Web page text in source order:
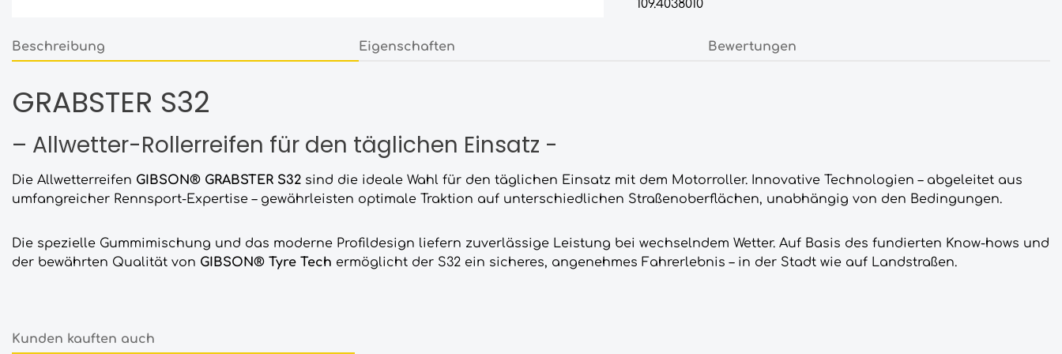
109.4038010
Beschreibung Eigenschaften Bewertungen
GRABSTER S32
– Allwetter-Rollerreifen für den täglichen Einsatz -
Die Allwetterreifen GIBSON® GRABSTER S32 sind die ideale Wahl für den täglichen Einsatz mit dem Motorroller. Innovative Technologien – abgeleitet aus
umfangreicher Rennsport-Expertise – gewährleisten optimale Traktion auf unterschiedlichen Straßenoberflächen, unabhängig von den Bedingungen.
Die spezielle Gummimischung und das moderne Profildesign liefern zuverlässige Leistung bei wechselndem Wetter. Auf Basis des fundierten Know-hows und
der bewährten Qualität von GIBSON® Tyre Tech ermöglicht der S32 ein sicheres, angenehmes Fahrerlebnis – in der Stadt wie auf Landstraßen.
Kunden kauften auch